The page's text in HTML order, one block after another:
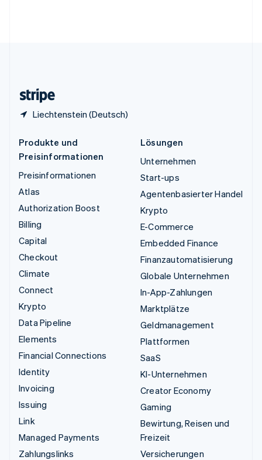
Liechtenstein (Deutsch)
Produkte und
Preisinformationen
Preisinformationen
Atlas
Authorization Boost
Billing
Capital
Checkout
Climate
Connect
Krypto
Data Pipeline
Elements
Financial Connections
Identity
Invoicing
Issuing
Link
Managed Payments
Zahlungslinks
Lösungen
Unternehmen
Start-ups
Agentenbasierter Handel
Krypto
E-Commerce
Embedded Finance
Finanzautomatisierung
Globale Unternehmen
In-App-Zahlungen
Marktplätze
Geldmanagement
Plattformen
SaaS
KI-Unternehmen
Creator Economy
Gaming
Bewirtung, Reisen und
Freizeit
Versicherungen